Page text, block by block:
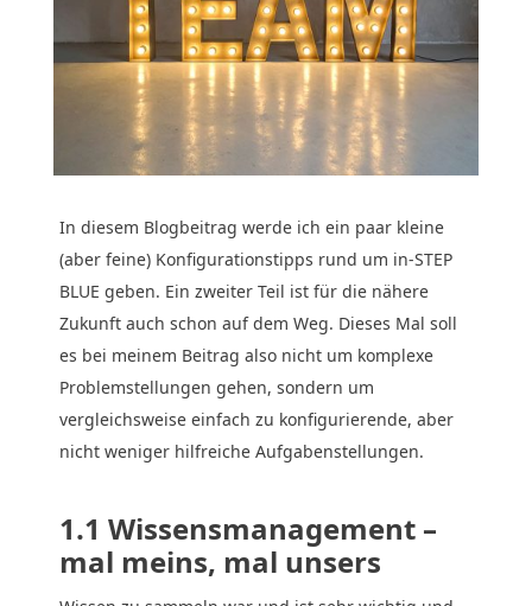
In diesem Blogbeitrag werde ich ein paar kleine
(aber feine) Konfigurationstipps rund um in-STEP
BLUE geben. Ein zweiter Teil ist für die nähere
Zukunft auch schon auf dem Weg. Dieses Mal soll
es bei meinem Beitrag also nicht um komplexe
Problemstellungen gehen, sondern um
vergleichsweise einfach zu konfigurierende, aber
nicht weniger hilfreiche Aufgabenstellungen.
1.1 Wissensmanagement –
mal meins, mal unsers